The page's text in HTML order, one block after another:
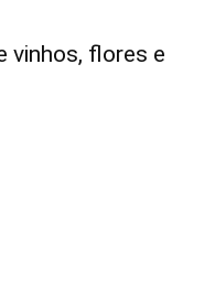
vinhos, flores e